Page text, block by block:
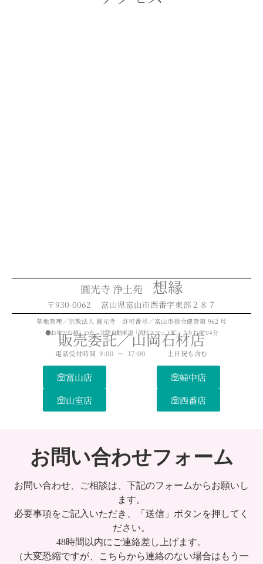
圓光寺 浄土苑 想縁
〒930-0062 富山県富山市西番字東部２８７
墓地管理／宗教法人 圓光寺 許可番号／富山市指令健管第 962 号
●お車でお越しの方 北陸自動車道「流杉スマートIC」よりお車で4分
販売委託／山岡石材店
電話受付時間 9:00 ～ 17:00 土日祝も含む
富山店
婦中店
山室店
西番店
お問い合わせフォーム
お問い合わせ、ご相談は、下記のフォームからお願いし
ます。
必要事項をご記入いただき、「送信」ボタンを押してく
ださい。
48時間以内にご連絡差し上げます。
（大変恐縮ですが、こちらから連絡のない場合はもう一